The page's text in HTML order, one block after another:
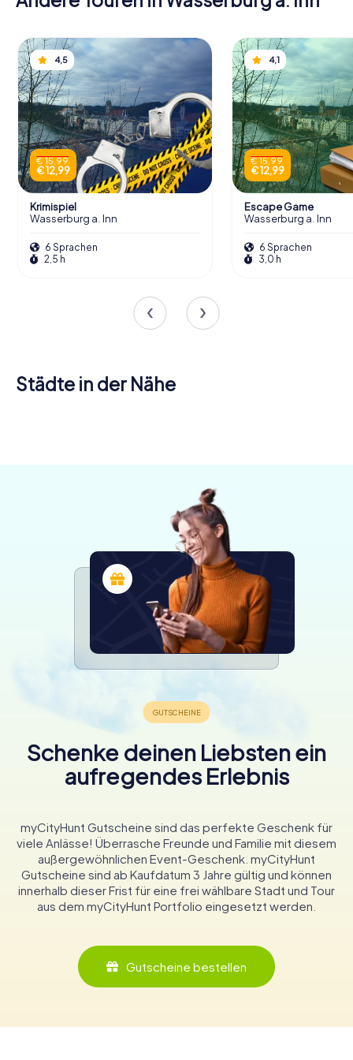
4,5
€ 15,99
€ 12,99
Krimispiel
Wasserburg a. Inn
6 Sprachen
2,5 h
4,1
€ 15,99
€ 12,99
Escape Game
Wasserburg a. Inn
6 Sprachen
3,0 h
Städte in der Nähe
Schenke deinen Liebsten ein
aufregendes Erlebnis
myCityHunt Gutscheine sind das perfekte Geschenk für
viele Anlässe! Überrasche Freunde und Familie mit diesem
außergewöhnlichen Event-Geschenk. myCityHunt
Gutscheine sind ab Kaufdatum 3 Jahre gültig und können
innerhalb dieser Frist für eine frei wählbare Stadt und Tour
aus dem myCityHunt Portfolio eingesetzt werden.
Gutscheine bestellen